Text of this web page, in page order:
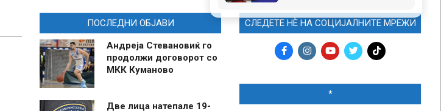
ПОСЛЕДНИ ОБЈАВИ
Андреја Стевановиќ го
продолжи договорот со
МКК Куманово
Две лица натепале 19-
СЛЕДЕТЕ НЀ НА СОЦИЈАЛНИТЕ МРЕЖИ
*